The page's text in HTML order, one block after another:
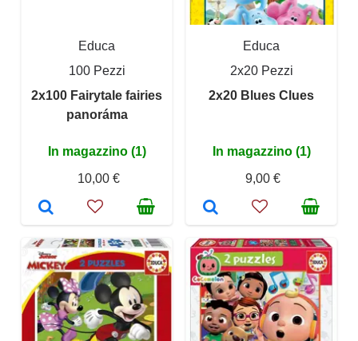
Educa
100 Pezzi
2x100 Fairytale fairies
panoráma
In magazzino (1)
10,00 €
Educa
2x20 Pezzi
2x20 Blues Clues
In magazzino (1)
9,00 €